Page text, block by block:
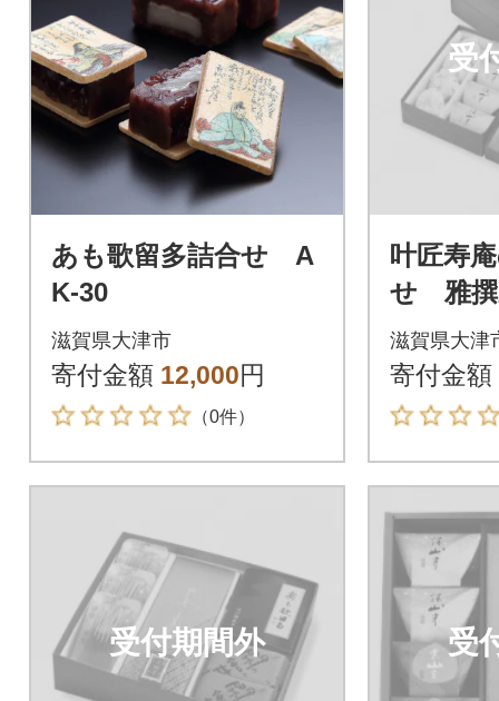
あも歌留多詰合せ A
K-30
滋賀県大津市
寄付金額 12,000円
（0件）
受
叶匠寿
せ 雅
滋賀県大津
寄付金額
受付期間外 受